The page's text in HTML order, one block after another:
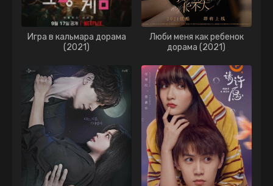
Игра в кальмара дорама
(2021)
Люби меня как ребенок
дорама (2021)